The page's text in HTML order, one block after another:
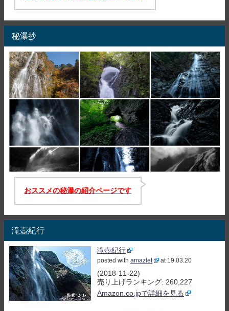
秘瀑抄
おススメの秘瀑の紹介ページです
滝壺紀行
滝壺紀行
posted with amazlet at 19.03.20
(2018-11-22)
売り上げランキング: 260,227
Amazon.co.jpで詳細を見る